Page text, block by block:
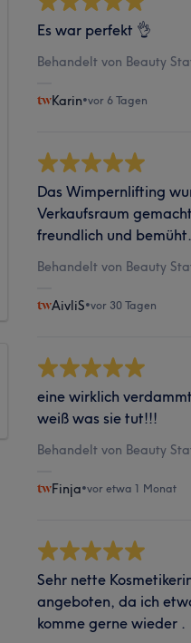
Es war perfekt 👌
Behandelt von Beauty
Karin•vor 6 Tagen
Das Wimpernlifting
Verkaufsraum
freundlich und bemüht.
Behandelt von Beauty
AivliS•vor 30 Tagen
eine wirklich
weiß was sie tut!!!
Behandelt von Beauty
Finja•vor etwa 1 Monat
Sehr nette
angeboten, da ich
komme gerne wieder .